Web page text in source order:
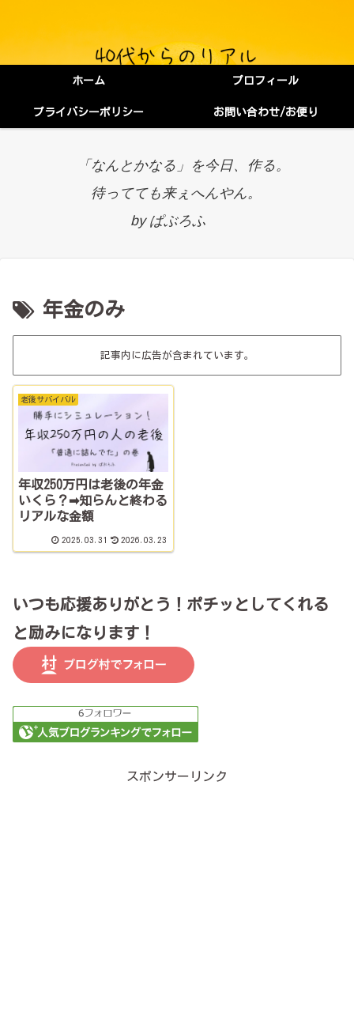
ホーム プロフィール
プライバシーポリシー お問い合わせ/お便り
「なんとかなる」を今日、作る。
待ってても来ぇへんやん。
by ぱぶろふ
年金のみ
記事内に広告が含まれています。
老後サバイバル
年収250万円は老後の年金
いくら？➡知らんと終わる
リアルな金額
2025.03.31 2026.03.23
いつも応援ありがとう！ポチッとしてくれる
と励みになります！
スポンサーリンク